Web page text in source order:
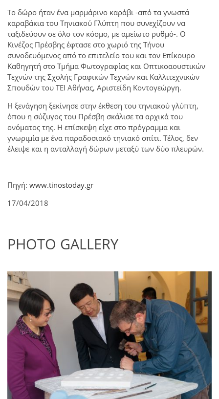
Το δώρο ήταν ένα μαρμάρινο καράβι -από τα γνωστά
καραβάκια του Τηνιακού Γλύπτη που συνεχίζουν να
ταξιδεύουν σε όλο τον κόσμο, με αμείωτο ρυθμό-. Ο
Κινέζος Πρέσβης έφτασε στο χωριό της Τήνου
συνοδευόμενος από το επιτελείο του και τον Επίκουρο
Καθηγητή στο Τμήμα Φωτογραφίας και Οπτικοαουστικών
Τεχνών της Σχολής Γραφικών Τεχνών και Καλλιτεχνικών
Σπουδών του ΤΕΙ Αθήνας, Αριστείδη Κοντογεώργη.
Η ξενάγηση ξεκίνησε στην έκθεση του τηνιακού γλύπτη,
όπου η σύζυγος του Πρέσβη σκάλισε τα αρχικά του
ονόματος της. Η επίσκεψη είχε στο πρόγραμμα και
γνωριμία με ένα παραδοσιακό τηνιακό σπίτι. Τέλος, δεν
έλειψε και η ανταλλαγή δώρων μεταξύ των δύο πλευρών.
Πηγή: www.tinostoday.gr
17/04/2018
PHOTO GALLERY